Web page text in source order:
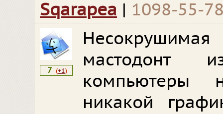
Sqarapea | 1098-55-
7 (+1)
Несокрушимая
мастодонт
компьютеры
никакой